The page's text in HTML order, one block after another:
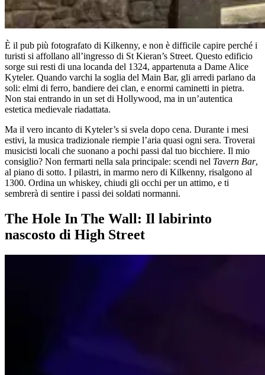
È il pub più fotografato di Kilkenny, e non è difficile capire perché i
turisti si affollano all’ingresso di St Kieran’s Street. Questo edificio
sorge sui resti di una locanda del 1324, appartenuta a Dame Alice
Kyteler. Quando varchi la soglia del Main Bar, gli arredi parlano da
soli: elmi di ferro, bandiere dei clan, e enormi caminetti in pietra.
Non stai entrando in un set di Hollywood, ma in un’autentica
estetica medievale riadattata.
Ma il vero incanto di Kyteler’s si svela dopo cena. Durante i mesi
estivi, la musica tradizionale riempie l’aria quasi ogni sera. Troverai
musicisti locali che suonano a pochi passi dal tuo bicchiere. Il mio
consiglio? Non fermarti nella sala principale: scendi nel Tavern Bar,
al piano di sotto. I pilastri, in marmo nero di Kilkenny, risalgono al
1300. Ordina un whiskey, chiudi gli occhi per un attimo, e ti
sembrerà di sentire i passi dei soldati normanni.
The Hole In The Wall: Il labirinto
nascosto di High Street